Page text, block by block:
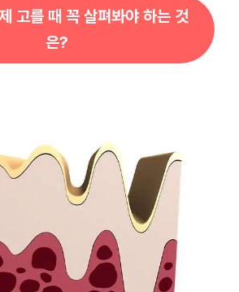
고를 때 꼭 살펴봐야 하는 것
은?